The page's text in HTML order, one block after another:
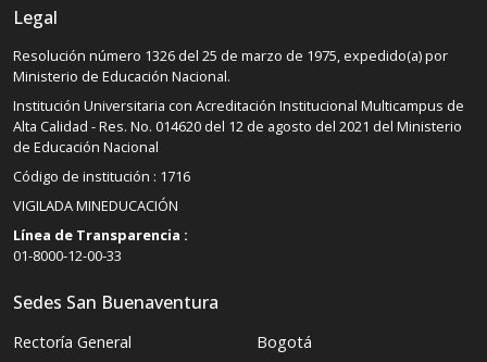
Legal
Resolución número 1326 del 25 de marzo de 1975, expedido(a) por
Ministerio de Educación Nacional.
Institución Universitaria con Acreditación Institucional Multicampus de
Alta Calidad - Res. No. 014620 del 12 de agosto del 2021 del Ministerio
de Educación Nacional
Código de institución : 1716
VIGILADA MINEDUCACIÓN
Línea de Transparencia :
01-8000-12-00-33
Sedes San Buenaventura
Rectoría General
Bogotá